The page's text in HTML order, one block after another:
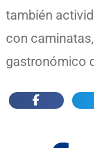
también
con
gastronómico